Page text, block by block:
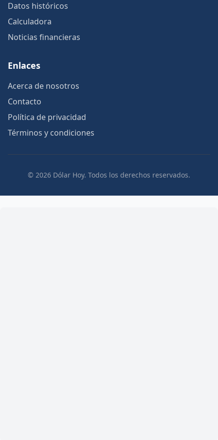
Datos históricos
Calculadora
Noticias financieras
Enlaces
Acerca de nosotros
Contacto
Política de privacidad
Términos y condiciones
© 2026 Dólar Hoy. Todos los derechos reservados.